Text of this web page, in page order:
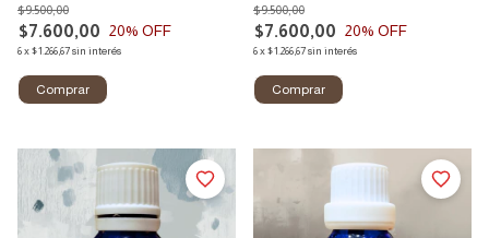
$7.600,00
$9.500,00
20% OFF
6x$1.266,67sin interés
$7.600,00
$9.500,00
20% OFF
6x$1.266,67sin interés